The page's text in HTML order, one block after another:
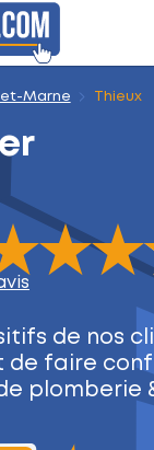
Marne Thieux
of this
de nos
de faire
plomberie